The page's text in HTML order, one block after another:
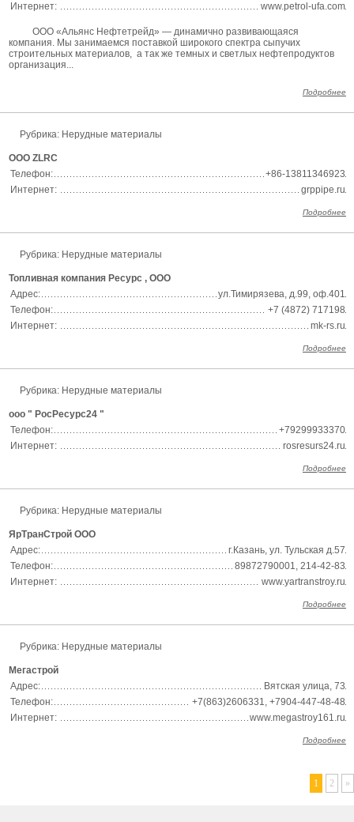
Интернет:
www.petrol-ufa.com
ООО «Альянс Нефтетрейд» — динамично развивающаяся
компания. Мы занимаемся поставкой широкого спектра сыпучих
строительных материалов, а так же темных и светлых нефтепродуктов
организация...
Подробнее
Рубрика: Нерудные материалы
ООО ZLRC
Телефон:
+86-13811346923
Интернет:
grppipe.ru
Подробнее
Рубрика: Нерудные материалы
Топливная компания Ресурс , ООО
Адрес:
ул.Тимирязева, д.99, оф.401
Телефон:
+7 (4872) 717198
Интернет:
mk-rs.ru
Подробнее
Рубрика: Нерудные материалы
ооо " РосРесурс24 "
Телефон:
+79299933370
Интернет:
rosresurs24.ru
Подробнее
Рубрика: Нерудные материалы
ЯрТранСтрой ООО
Адрес:
г.Казань, ул. Тульская д.57
Телефон:
89872790001, 214-42-83
Интернет:
www.yartranstroy.ru
Подробнее
Рубрика: Нерудные материалы
Мегастрой
Адрес:
Вятская улица, 73
Телефон:
+7(863)2606331, +7904-447-48-48
Интернет:
www.megastroy161.ru
Подробнее
1 2 »